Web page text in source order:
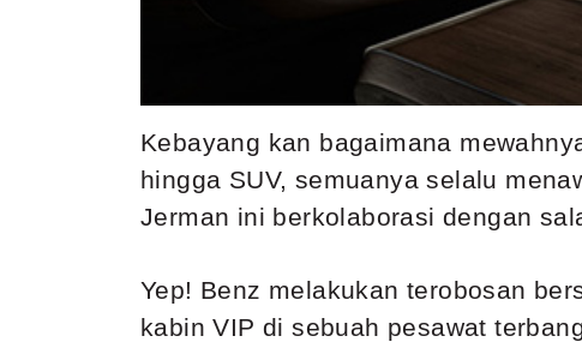
Kebayang kan bagaimana
hingga SUV, semuanya selalu
Jerman ini berkolaborasi dengan
Yep! Benz melakukan terobosan
kabin VIP di sebuah pesawat